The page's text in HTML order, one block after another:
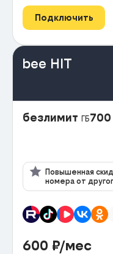
Подключить
bee HIT
безлимит ГБ700
Повышенная
номера от
600 ₽/мес